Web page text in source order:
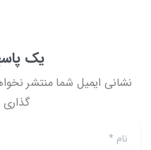
یک
نشانی ایمیل شما منتشر
نام*